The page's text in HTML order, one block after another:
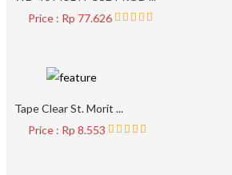
Price : Rp 77.626
Tape Clear St. Morit ...
Price : Rp 8.553